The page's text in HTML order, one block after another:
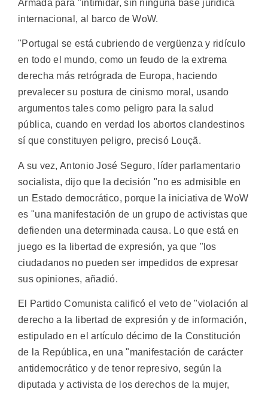
Armada para "intimidar, sin ninguna base jurídica
internacional, al barco de WoW.
"Portugal se está cubriendo de vergüenza y ridículo
en todo el mundo, como un feudo de la extrema
derecha más retrógrada de Europa, haciendo
prevalecer su postura de cinismo moral, usando
argumentos tales como peligro para la salud
pública, cuando en verdad los abortos clandestinos
sí que constituyen peligro, precisó Louçã.
A su vez, Antonio José Seguro, líder parlamentario
socialista, dijo que la decisión "no es admisible en
un Estado democrático, porque la iniciativa de WoW
es "una manifestación de un grupo de activistas que
defienden una determinada causa. Lo que está en
juego es la libertad de expresión, ya que "los
ciudadanos no pueden ser impedidos de expresar
sus opiniones, añadió.
El Partido Comunista calificó el veto de "violación al
derecho a la libertad de expresión y de información,
estipulado en el artículo décimo de la Constitución
de la República, en una "manifestación de carácter
antidemocrático y de tenor represivo, según la
diputada y activista de los derechos de la mujer,